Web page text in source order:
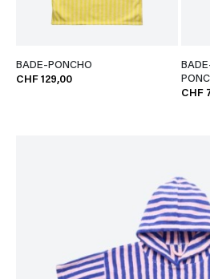
BADE-PONCHO
CHF 129,00
CHF